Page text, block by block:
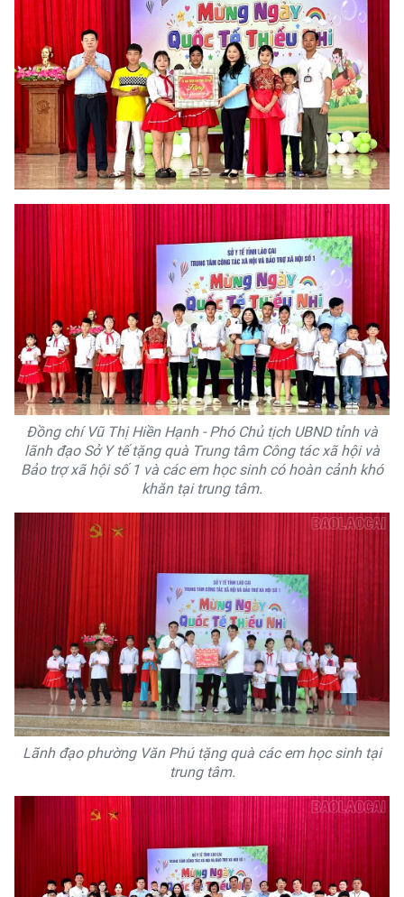
Đồng chí Vũ Thị Hiền Hạnh - Phó Chủ tịch UBND tỉnh và
lãnh đạo Sở Y tế tặng quà Trung tâm Công tác xã hội và
Bảo trợ xã hội số 1 và các em học sinh có hoàn cảnh khó
khăn tại trung tâm.
Lãnh đạo phường Văn Phú tặng quà các em học sinh tại
trung tâm.